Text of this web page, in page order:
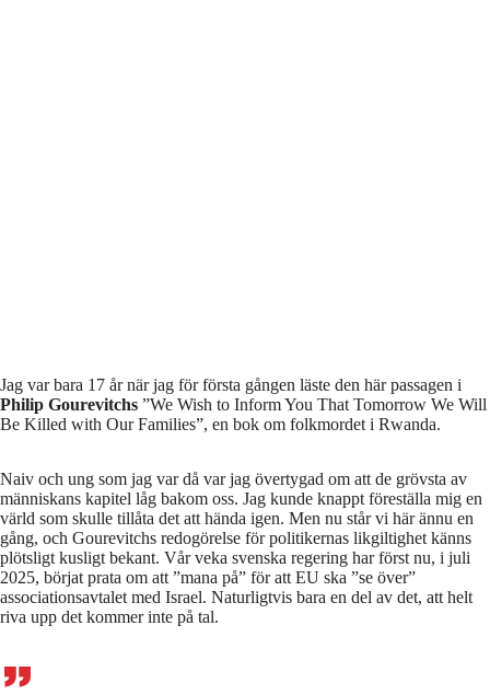
Jag var bara 17 år när jag för första gången läste den här passagen i
Philip Gourevitchs ”We Wish to Inform You That Tomorrow We Will
Be Killed with Our Families”, en bok om folkmordet i Rwanda.
Naiv och ung som jag var då var jag övertygad om att de grövsta av
människans kapitel låg bakom oss. Jag kunde knappt föreställa mig en
värld som skulle tillåta det att hända igen. Men nu står vi här ännu en
gång, och Gourevitchs redogörelse för politikernas likgiltighet känns
plötsligt kusligt bekant. Vår veka svenska regering har först nu, i juli
2025, börjat prata om att ”mana på” för att EU ska ”se över”
associationsavtalet med Israel. Naturligtvis bara en del av det, att helt
riva upp det kommer inte på tal.